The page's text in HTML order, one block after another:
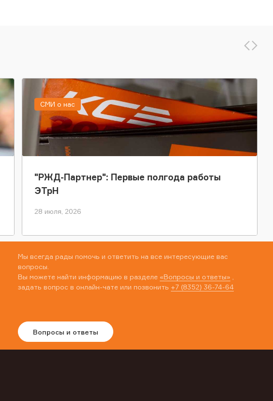
"РЖД-Партнер": Первые полгода работы
ЭТрН
28 июля, 2026
СМИ о нас
Мы всегда рады помочь и ответить на все интересующие вас
вопросы.
Вы можете найти информацию в разделе «Вопросы и ответы»
задать вопрос в онлайн-чате или позвонить +7 (8352) 36-74-64
Вопросы и ответы